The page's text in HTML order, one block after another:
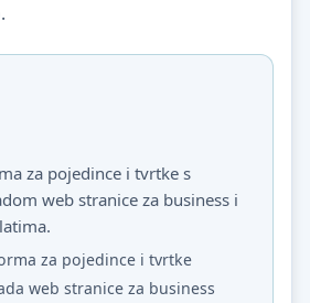
za pojedince i tvrtke s
web stranice za business i
za pojedince i tvrtke
web stranice za business